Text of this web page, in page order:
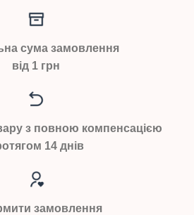
сума замовлення
від 1 грн
з повною компенсацією
14 днів
замовлення